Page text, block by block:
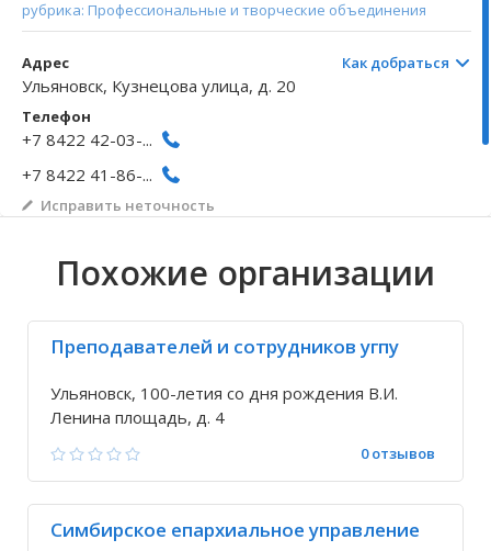
Волгоградская область Иркутская
Кировоградская область Хмельницкая
Восточно-Казахстанская область Северо-
Архангельское Безводовка
рубрика: Профессиональные и творческие объединения
Адрес Как добраться
Ульяновск, Кузнецова улица, д. 20
Телефон
+7 8422 42-03-...
+7 8422 41-86-...
Исправить неточность
Похожие организации
Преподавателей и сотрудников угпу
Ульяновск, 100-летия со дня рождения В.И.
Ленина площадь, д. 4
0 отзывов
Симбирское епархиальное управление